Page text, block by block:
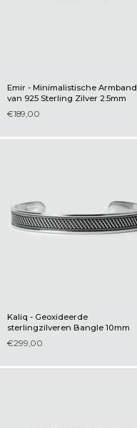
Emir - Minimalistische Armband
van 925 Sterling Zilver 2.5mm
€189,00
Kaliq - Geoxideerde
sterlingzilveren Bangle 10mm
€299,00